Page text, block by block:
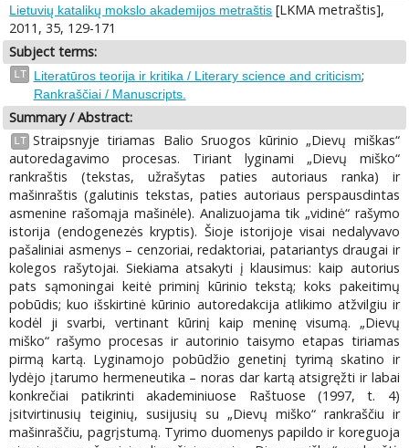
Lietuvių katalikų mokslo akademijos metraštis [LKMA metraštis],
2011, 35, 129-171
Subject terms:
LT Literatūros teorija ir kritika / Literary science and criticism;
Rankraščiai / Manuscripts.
Summary / Abstract:
LT Straipsnyje tiriamas Balio Sruogos kūrinio „Dievų miškas“
autoredagavimo procesas. Tiriant lyginami „Dievų miško“
rankraštis (tekstas, užrašytas paties autoriaus ranka) ir
mašinraštis (galutinis tekstas, paties autoriaus perspausdintas
asmenine rašomąja mašinėle). Analizuojama tik „vidinė“ rašymo
istorija (endogenezės kryptis). Šioje istorijoje visai nedalyvavo
pašaliniai asmenys – cenzoriai, redaktoriai, patariantys draugai ir
kolegos rašytojai. Siekiama atsakyti į klausimus: kaip autorius
pats sąmoningai keitė priminį kūrinio tekstą; koks pakeitimų
pobūdis; kuo išskirtinė kūrinio autoredakcija atlikimo atžvilgiu ir
kodėl ji svarbi, vertinant kūrinį kaip meninę visumą. „Dievų
miško“ rašymo procesas ir autorinio taisymo etapas tiriamas
pirmą kartą. Lyginamojo pobūdžio genetinį tyrimą skatino ir
lydėjo įtarumo hermeneutika – noras dar kartą atsigręžti ir labai
konkrečiai patikrinti akademiniuose Raštuose (1997, t. 4)
įsitvirtinusių teiginių, susijusių su „Dievų miško“ rankraščiu ir
mašinraščiu, pagrįstumą. Tyrimo duomenys papildo ir koreguoja